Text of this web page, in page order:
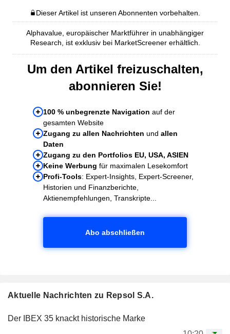
Dieser Artikel ist unseren Abonnenten vorbehalten.
Alphavalue, europäischer Marktführer in unabhängiger
Research, ist exklusiv bei MarketScreener erhältlich.
Um den Artikel freizuschalten,
abonnieren Sie!
100 % unbegrenzte Navigation auf der
gesamten Website
Zugang zu allen Nachrichten und allen
Daten
Zugang zu den Portfolios EU, USA, ASIEN
Keine Werbung für maximalen Lesekomfort
Profi-Tools: Expert-Insights, Expert-Screener,
Historien und Finanzberichte,
Aktienempfehlungen, Transkripte...
Abo abschließen
Aktuelle Nachrichten zu Repsol S.A.
Der IBEX 35 knackt historische Marke